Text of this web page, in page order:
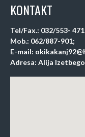
KONTAKT
Tel/Fax.: 032/553-
Mob.: 062/887-901;
E-mail:
Adresa: Alija